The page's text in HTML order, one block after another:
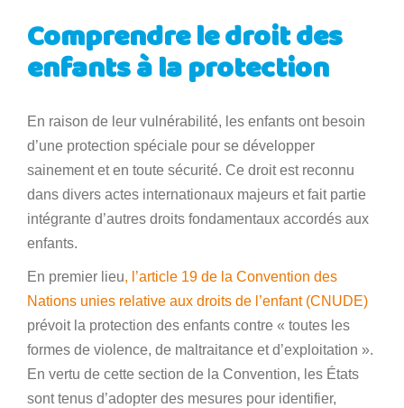
Comprendre le droit des
enfants à la protection
En raison de leur vulnérabilité, les enfants ont besoin
d’une protection spéciale pour se développer
sainement et en toute sécurité. Ce droit est reconnu
dans divers actes internationaux majeurs et fait partie
intégrante d’autres droits fondamentaux accordés aux
enfants.
En premier lieu, l’article 19 de la Convention des
Nations unies relative aux droits de l’enfant (CNUDE)
prévoit la protection des enfants contre « toutes les
formes de violence, de maltraitance et d’exploitation ».
En vertu de cette section de la Convention, les États
sont tenus d’adopter des mesures pour identifier,